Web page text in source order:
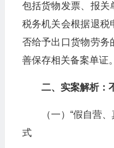
包括货物发票、报关
税务机关会根据退税
否给予出口货物劳务
善保存相关备案单证。
二、实案解析：
（一）“假自营
式